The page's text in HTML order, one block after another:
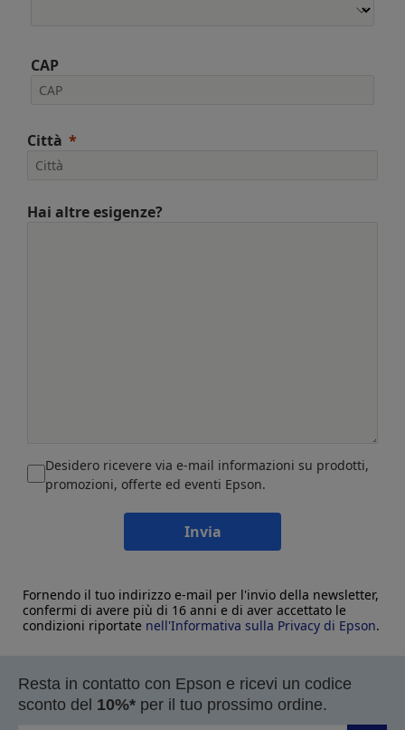
CAP
Città
Hai altre esigenze?
Desidero ricevere via e-mail informazioni su prodotti,
promozioni, offerte ed eventi Epson.
Invia
Fornendo il tuo indirizzo e-mail per l'invio della newsletter,
confermi di avere più di 16 anni e di aver accettato le
condizioni riportate nell'Informativa sulla Privacy di Epson.
Resta in contatto con Epson e ricevi un codice
sconto del 10%* per il tuo prossimo ordine.